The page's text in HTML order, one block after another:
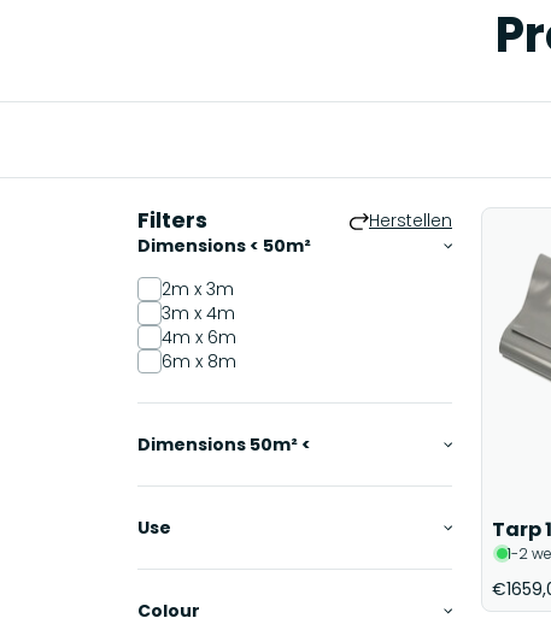
Filters
Herstellen
Dimensions < 50m²
2m x 3m
3m x 4m
4m x 6m
6m x 8m
Dimensions 50m² <
Use
Colour
Tarp
1-2